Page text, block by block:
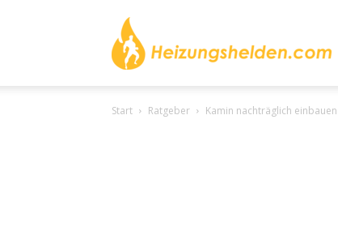
Start Ratgeber Kamin nachträglich einbauen